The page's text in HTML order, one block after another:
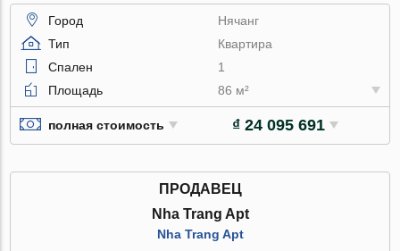
Город
Нячанг
Тип
Квартира
Спален
1
Площадь
86 м²
полная стоимость ₫ 24 095 691
ПРОДАВЕЦ
Nha Trang Apt
Nha Trang Apt